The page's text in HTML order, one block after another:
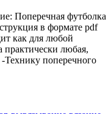
Поперечная футболка
в формате pdf
как для любой
любая,
Технику поперечного